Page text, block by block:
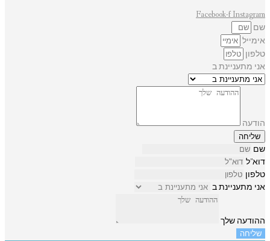
Facebook-f Instagram
שם
אימייל
טלפון
אני מתעניינת ב
הודעה
שליחה
שם
דוא"ל
טלפון
אני מתעניינת ב
ההודעה שלך
שליחה